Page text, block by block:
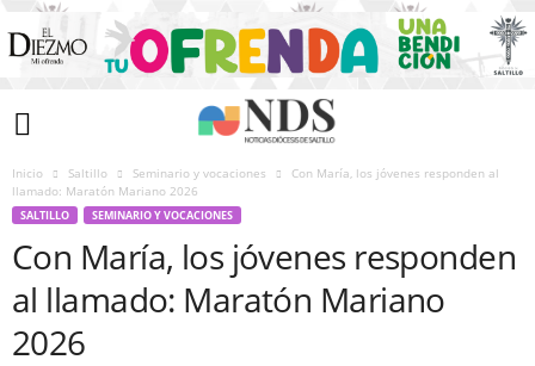
Inicio Saltillo Seminario y vocaciones
­Con María, los jóvenes responden al
llamado: Maratón Mariano 2026
SALTILLO SEMINARIO Y VOCACIONES
­Con María, los jóvenes responden
al llamado: Maratón Mariano
2026